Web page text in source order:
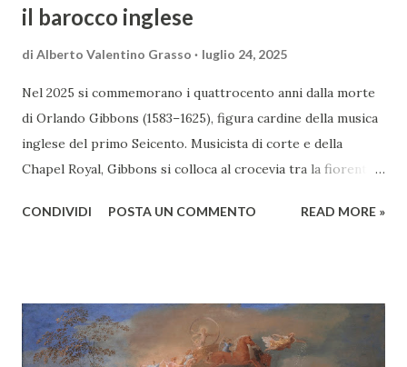
il barocco inglese
di Alberto Valentino Grasso luglio 24, 2025
Nel 2025 si commemorano i quattrocento anni dalla morte
di Orlando Gibbons (1583–1625), figura cardine della musica
inglese del primo Seicento. Musicista di corte e della
Chapel Royal, Gibbons si colloca al crocevia tra la fiorente
barocca rappresentata da Henry Purcell. La sua produzione
Rinascimento e primo Barocco, incarnando la figura del
musicista completo: coro, tastiere, consort di viole,
CONDIVIDI POSTA UN COMMENTO READ MORE »